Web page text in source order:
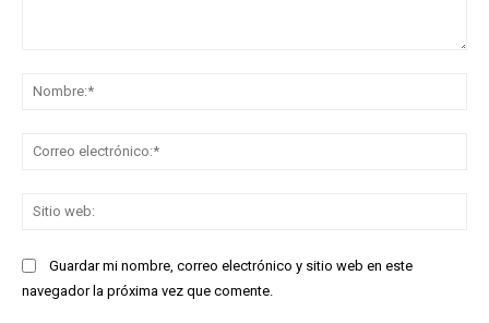
Guardar mi nombre, correo electrónico y sitio web en este
navegador la próxima vez que comente.